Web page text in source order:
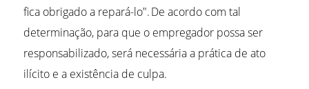
fica obrigado a repará-lo". De acordo com tal
determinação, para que o empregador possa ser
responsabilizado, será necessária a prática de ato
ilícito e a existência de culpa.